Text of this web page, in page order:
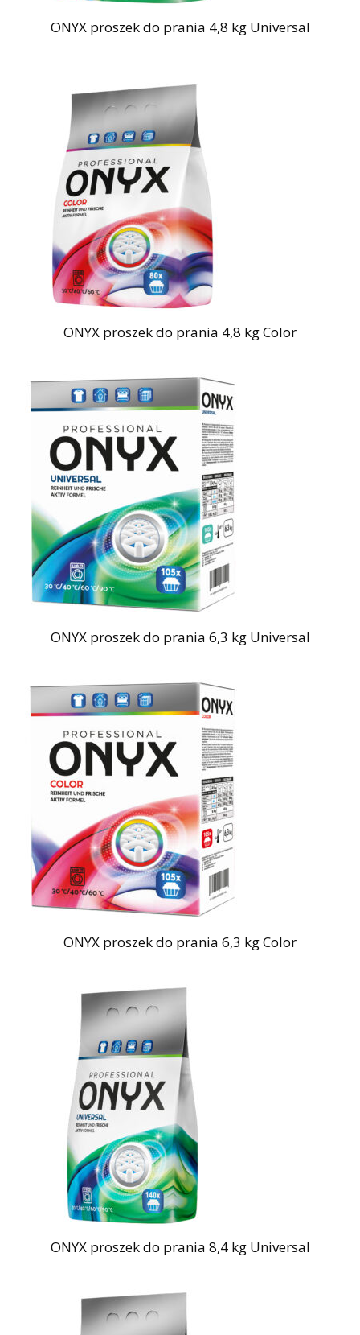
ONYX proszek do prania 4,8 kg Universal
ONYX proszek do prania 4,8 kg Color
ONYX proszek do prania 6,3 kg Universal
ONYX proszek do prania 6,3 kg Color
ONYX proszek do prania 8,4 kg Universal